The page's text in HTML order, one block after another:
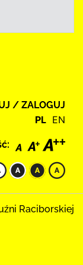
/ ZALOGUJ
PL EN
Raciborskiej